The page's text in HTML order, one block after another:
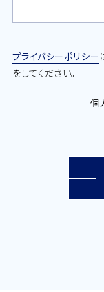
プライバシーポリシー
をしてください。
個